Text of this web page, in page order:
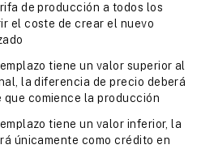
de producción a todos los
el coste de crear el nuevo
tiene un valor superior al
la diferencia de precio deberá
que comience la producción
tiene un valor inferior, la
únicamente como crédito en